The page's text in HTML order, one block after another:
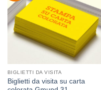
dei
desideri
BIGLIETTI DA VISITA
Biglietti da visita su carta